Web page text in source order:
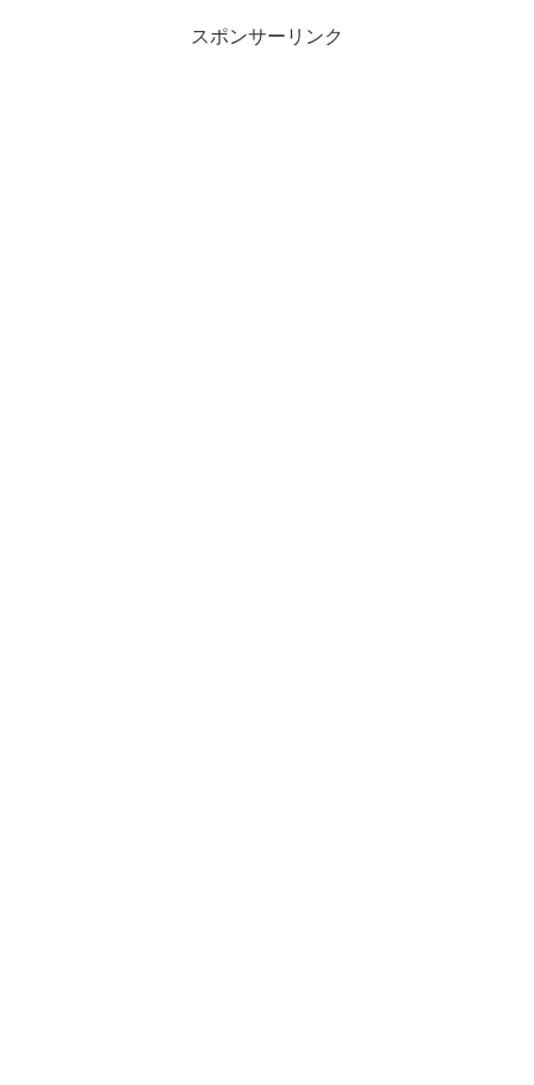
スポンサーリンク